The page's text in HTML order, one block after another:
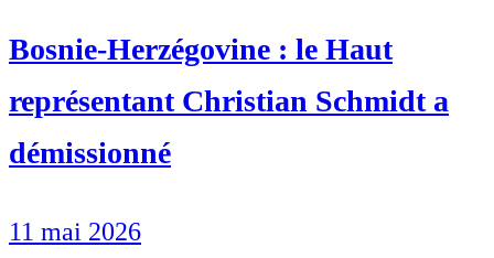
Bosnie-Herzégovine : le Haut
représentant Christian Schmidt a
démissionné
11 mai 2026